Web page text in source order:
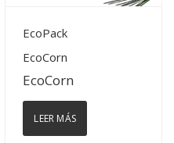
View Details
EcoPack
EcoCorn
EcoCorn
LEER MÁS